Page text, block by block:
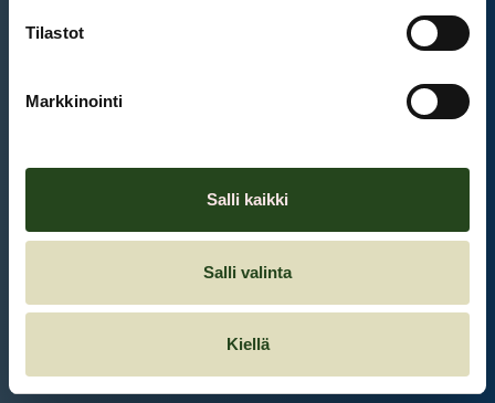
Tilastot
Markkinointi
Salli kaikki
Salli valinta
Kiellä